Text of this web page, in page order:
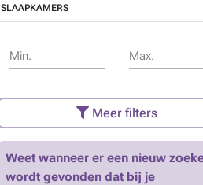
SLAAPKAMERS
Min. Max.
Meer filters
Weet wanneer er een nieuw
wordt gevonden dat bij je